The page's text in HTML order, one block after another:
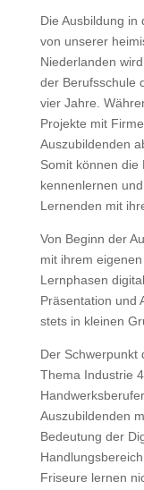
Die Ausbildung in
von unserer
Niederlanden
der Berufsschule
vier Jahre.
Projekte mit
Auszubildenden
Somit können die
kennenlernen
Lernenden mit
Von Beginn der
mit ihrem
Lernphasen
Präsentation und
stets in kleinen
Der Schwerpunkt
Thema Industrie
Auszubildenden
Bedeutung der
Friseure lernen